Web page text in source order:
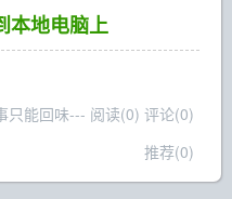
本地电脑上
只能回味--- 阅读(0) 评论(0)
推荐(0)